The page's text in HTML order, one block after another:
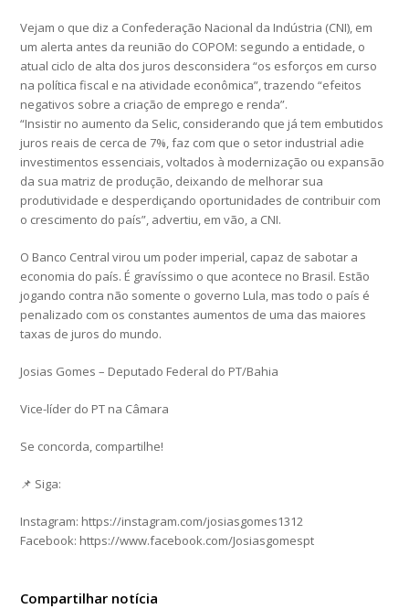
Vejam o que diz a Confederação Nacional da Indústria (CNI), em
um alerta antes da reunião do COPOM: segundo a entidade, o
atual ciclo de alta dos juros desconsidera “os esforços em curso
na política fiscal e na atividade econômica”, trazendo “efeitos
negativos sobre a criação de emprego e renda”.
“Insistir no aumento da Selic, considerando que já tem embutidos
juros reais de cerca de 7%, faz com que o setor industrial adie
investimentos essenciais, voltados à modernização ou expansão
da sua matriz de produção, deixando de melhorar sua
produtividade e desperdiçando oportunidades de contribuir com
o crescimento do país”, advertiu, em vão, a CNI.
O Banco Central virou um poder imperial, capaz de sabotar a
economia do país. É gravíssimo o que acontece no Brasil. Estão
jogando contra não somente o governo Lula, mas todo o país é
penalizado com os constantes aumentos de uma das maiores
taxas de juros do mundo.
Josias Gomes – Deputado Federal do PT/Bahia
Vice-líder do PT na Câmara
Se concorda, compartilhe!
📌 Siga:
Instagram: https://instagram.com/josiasgomes1312
Facebook: https://www.facebook.com/Josiasgomespt
Compartilhar notícia